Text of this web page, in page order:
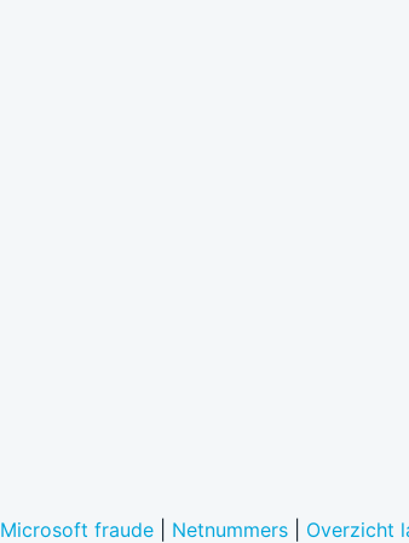
Microsoft fraude| Netnummers| Overzicht